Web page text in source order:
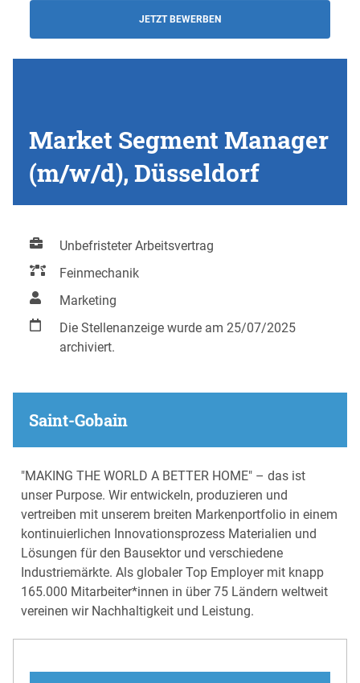
JETZT BEWERBEN
Market Segment Manager
(m/w/d), Düsseldorf
Unbefristeter Arbeitsvertrag
Feinmechanik
Marketing
Die Stellenanzeige wurde am 25/07/2025
archiviert.
Saint-Gobain
"MAKING THE WORLD A BETTER HOME" – das ist
unser Purpose. Wir entwickeln, produzieren und
vertreiben mit unserem breiten Markenportfolio in einem
kontinuierlichen Innovationsprozess Materialien und
Lösungen für den Bausektor und verschiedene
Industriemärkte. Als globaler Top Employer mit knapp
165.000 Mitarbeiter*innen in über 75 Ländern weltweit
vereinen wir Nachhaltigkeit und Leistung.